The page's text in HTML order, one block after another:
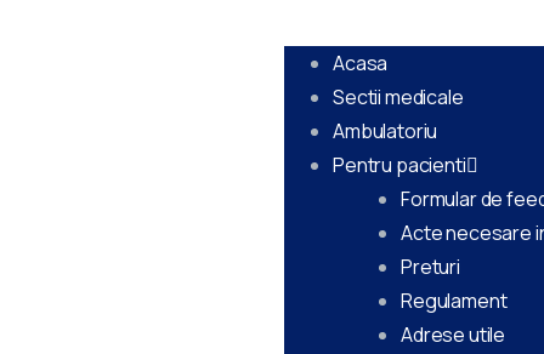
Acasa
Sectii medicale
Ambulatoriu
Pentru pacienti
Formular de
Acte necesare
Preturi
Regulament
Adrese utile